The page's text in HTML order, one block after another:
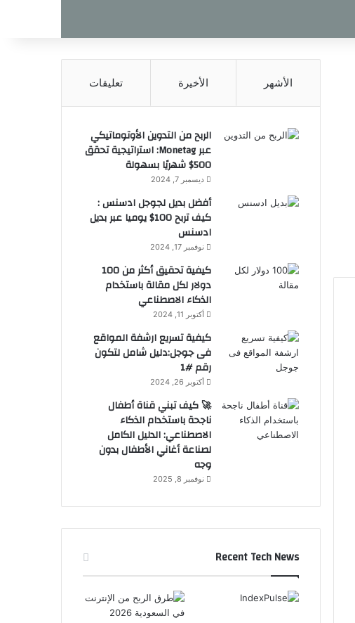
الأشهر الأخيرة تعليقات
الربح من التدوين الأوتوماتيكي
عبر Monetag: استراتيجية تحقق
500$ شهريًا بسهولة
ديسمبر 7, 2024
أفضل بديل لجوجل ادسنس :
كيف تربح 100$ يوميا عبر بديل
ادسنس
نوفمبر 17, 2024
كيفية تحقيق أكثر من 100
دولار لكل مقالة باستخدام
الذكاء الاصطناعي
أكتوبر 11, 2024
كيفية تسريع ارشفة المواقع
فى جوجل:دليل شامل لتكون
رقم #1
أكتوبر 26, 2024
🚀 كيف تبني قناة أطفال
ناجحة باستخدام الذكاء
الاصطناعي: الدليل الكامل
لصناعة أغاني الأطفال بدون
وجه
نوفمبر 8, 2025
Recent Tech News